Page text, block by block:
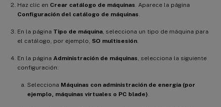
Haz clic en Crear catálogo de máquinas . Aparece la página
Configuración del catálogo de máquinas
En la página Tipo de máquina , selecciona un tipo de máquina para
el catálogo, por ejemplo, SO multisesión
En la página Administración de máquinas , selecciona la siguiente
configuración:
Selecciona Máquinas con administración de energía (por
ejemplo, máquinas virtuales o PC blade)